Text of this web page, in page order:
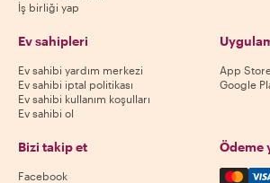
İş birliği yap
Ev sahipleri
Ev sahibi yardım merkezi
Ev sahibi iptal politikası
Ev sahibi kullanım koşulları
Ev sahibi ol
App
Google
Bizi takip et
Facebook
Ödeme